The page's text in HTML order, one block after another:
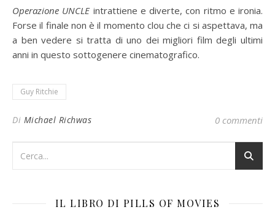
Operazione UNCLE intrattiene e diverte, con ritmo e ironia.
Forse il finale non è il momento clou che ci si aspettava, ma
a ben vedere si tratta di uno dei migliori film degli ultimi
anni in questo sottogenere cinematografico.
Guy Ritchie
Di Michael Richwas 0 commenti
IL LIBRO DI PILLS OF MOVIES